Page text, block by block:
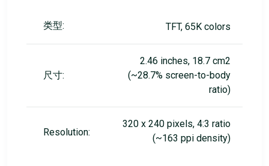
类型: TFT, 65K colors
尺寸:
2.46 inches, 18.7 cm2
(~28.7% screen-to-body
ratio)
Resolution:
320 x 240 pixels, 4:3 ratio
(~163 ppi density)